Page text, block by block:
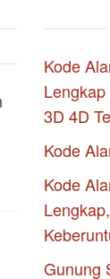
Kode
3D 4D
Kode
Kode
Gunung